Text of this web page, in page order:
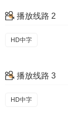
播放线路 2
HD中字
播放线路 3
HD中字